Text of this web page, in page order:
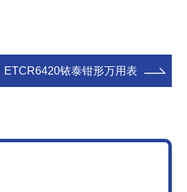
ETCR6420铱泰钳形万用表